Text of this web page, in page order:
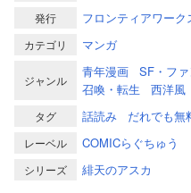
発行 フロンティアワーク
カテゴリ マンガ
ジャンル
青年漫画 SF・フ
召喚・転生
西洋風
タグ 話読み だれでも無
レーベル COMICらぐちゅう
シリーズ
緋天のアスカ